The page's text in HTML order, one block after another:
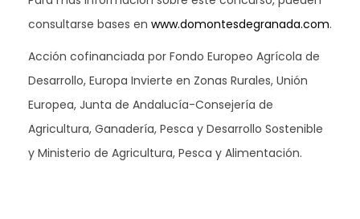
consultarse bases en www.domontesdegranada.com.
Acción cofinanciada por Fondo Europeo Agrícola de
Desarrollo, Europa Invierte en Zonas Rurales, Unión
Europea, Junta de Andalucía-Consejería de
Agricultura, Ganadería, Pesca y Desarrollo Sostenible
y Ministerio de Agricultura, Pesca y Alimentación.